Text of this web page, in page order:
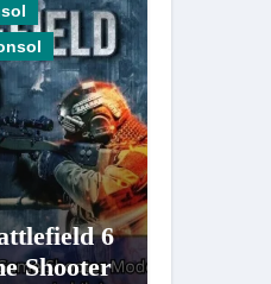
6
Shooter